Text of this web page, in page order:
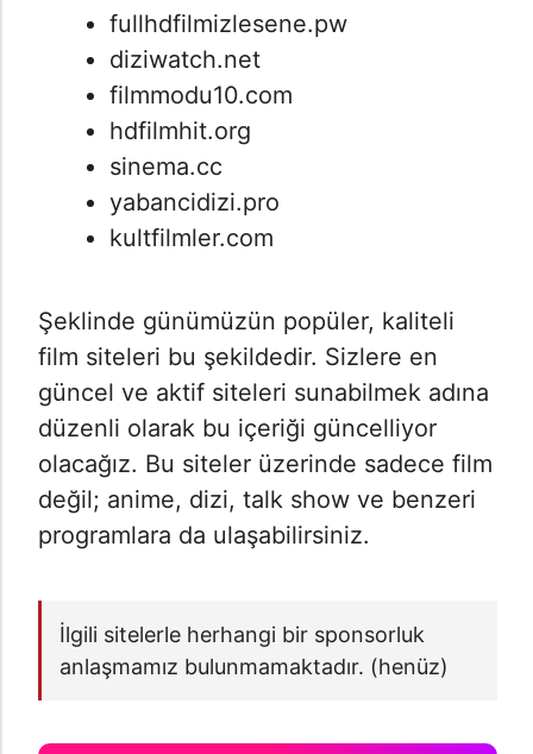
fullhdfilmizlesene.pw
diziwatch.net
filmmodu10.com
hdfilmhit.org
sinema.cc
yabancidizi.pro
kultfilmler.com
Şeklinde günümüzün popüler, kaliteli
film siteleri bu şekildedir. Sizlere en
güncel ve aktif siteleri sunabilmek adına
düzenli olarak bu içeriği güncelliyor
olacağız. Bu siteler üzerinde sadece film
değil; anime, dizi, talk show ve benzeri
programlara da ulaşabilirsiniz.
İlgili sitelerle herhangi bir sponsorluk
anlaşmamız bulunmamaktadır. (henüz)